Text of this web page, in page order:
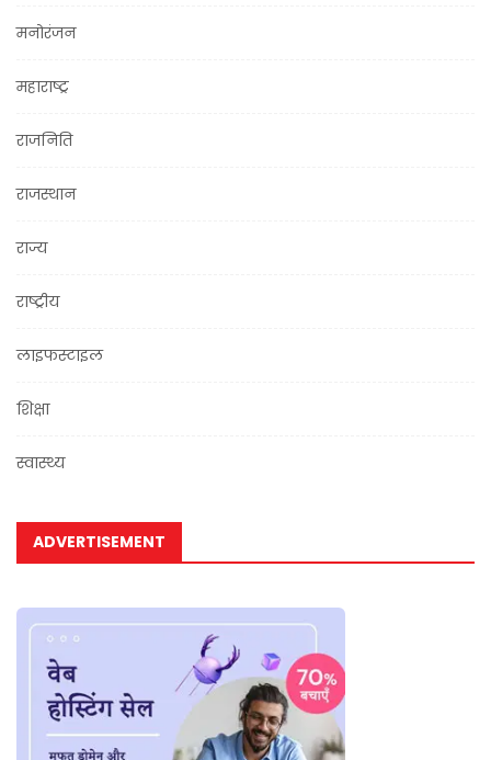
मनोरंजन
महाराष्ट्र
राजनिति
राजस्थान
राज्य
राष्ट्रीय
लाइफस्टाइल
शिक्षा
स्वास्थ्य
ADVERTISEMENT